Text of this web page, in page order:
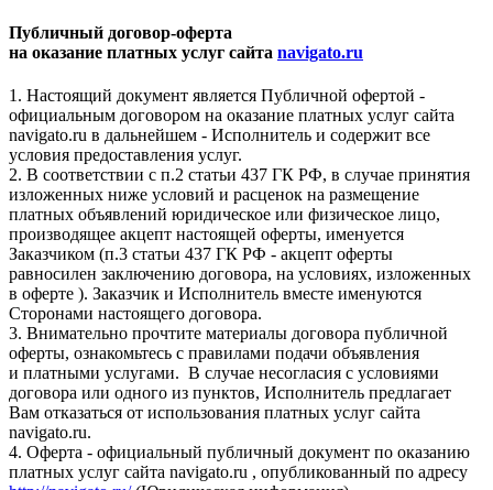
Публичный договор-оферта
на оказание платных услуг сайта navigato.ru
1. Настоящий документ является Публичной офертой -
официальным договором на оказание платных услуг сайта
navigato.ru в дальнейшем - Исполнитель и содержит все
условия предоставления услуг.
2. В соответствии с п.2 статьи 437 ГК РФ, в случае принятия
изложенных ниже условий и расценок на размещение
платных объявлений юридическое или физическое лицо,
производящее акцепт настоящей оферты, именуется
Заказчиком (п.3 статьи 437 ГК РФ - акцепт оферты
равносилен заключению договора, на условиях, изложенных
в оферте ). Заказчик и Исполнитель вместе именуются
Сторонами настоящего договора.
3. Внимательно прочтите материалы договора публичной
оферты, ознакомьтесь с правилами подачи объявления
и платными услугами. В случае несогласия с условиями
договора или одного из пунктов, Исполнитель предлагает
Вам отказаться от использования платных услуг сайта
navigato.ru.
4. Оферта - официальный публичный документ по оказанию
платных услуг сайта navigato.ru , опубликованный по адресу